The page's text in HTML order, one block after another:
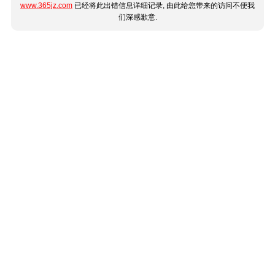
www.365jz.com 已经将此出错信息详细记录, 由此给您带来的访问不便我
们深感歉意.